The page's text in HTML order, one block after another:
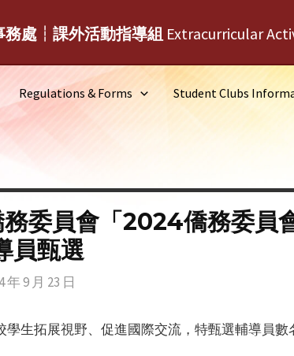
務處┆課外活動指導組 Extracurricular
Regulations & Forms Student Clubs
委員會「2024僑務委員
員甄選
年 9 月 23 日
學生拓展視野、促進國際交流，特甄選輔導員